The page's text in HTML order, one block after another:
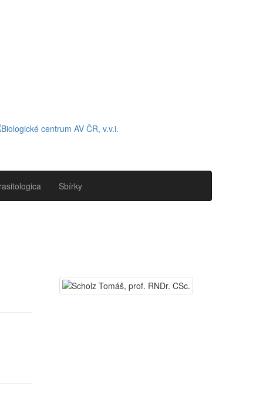
Sbírky